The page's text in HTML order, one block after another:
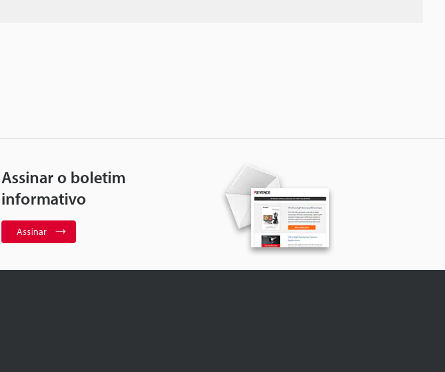
Assinar o boletim
informativo
Assinar